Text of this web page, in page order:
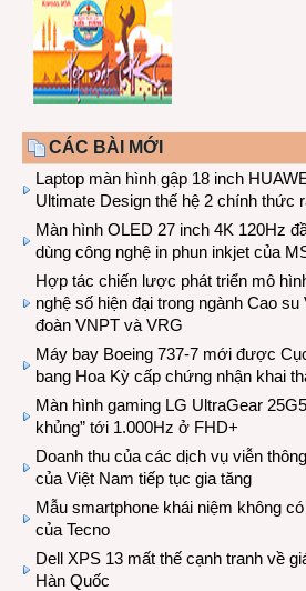
CÁC BÀI MỚI
Laptop màn hình gập 18 inch
Ultimate Design thế hệ 2 chính thức
Màn hình OLED 27 inch 4K 120Hz
dùng công nghệ in phun inkjet của
Hợp tác chiến lược phát triển mô
nghệ số hiện đại trong ngành Cao
đoàn VNPT và VRG
Máy bay Boeing 737-7 mới được
bang Hoa Kỳ cấp chứng nhận khai
Màn hình gaming LG UltraGear
khủng” tới 1.000Hz ở FHD+
Doanh thu của các dịch vụ viễn
của Việt Nam tiếp tục gia tăng
Mẫu smartphone khái niệm không
của Tecno
Dell XPS 13 mất thế cạnh tranh về
Hàn Quốc